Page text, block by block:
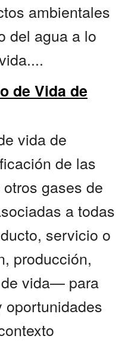
ambientales
del agua a lo
de Vida de
vida de
de las
gases de
a todas
servicio o
producción,
vida— para
oportunidades